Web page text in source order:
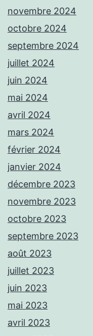
novembre 2024
octobre 2024
septembre 2024
juillet 2024
juin 2024
mai 2024
avril 2024
mars 2024
février 2024
janvier 2024
décembre 2023
novembre 2023
octobre 2023
septembre 2023
août 2023
juillet 2023
juin 2023
mai 2023
avril 2023